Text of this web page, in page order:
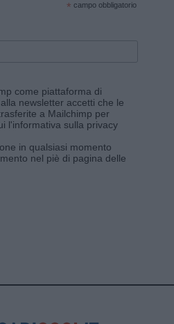
* campo obbligatorio
come piattaforma di
newsletter accetti che le
a Mailchimp per
l'informativa sulla privacy
in qualsiasi momento
nel piè di pagina delle